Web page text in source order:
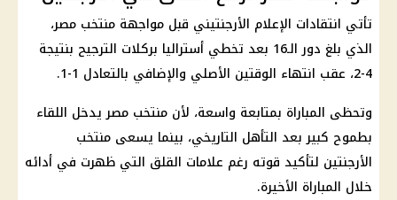
تأتي انتقادات الإعلام الأرجنتيني قبل مواجهة منتخب مصر،
الذي بلغ دور الـ16 بعد تخطي
أستراليا بركلات الترجيح بنتيجة
4-2، عقب انتهاء الوقتين الأصلي والإضافي بالتعادل 1-1.
وتحظى المباراة بمتابعة واسعة، لأن منتخب مصريدخل اللقاء
بطموح كبير بعد التأهل التاريخي، بينما يسعى منتخب
الأرجنتين لتأكيد قوته رغم علامات القلق التي ظهرت في أدائه
خلال المباراة الأخيرة.